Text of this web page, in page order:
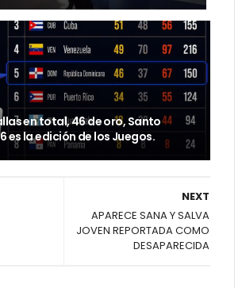
en total, 46 de oro, Santo
es la edición de los Juegos.
NEXT
APARECE SANA Y SALVA
JOVEN REPORTADA COMO
DESAPARECIDA